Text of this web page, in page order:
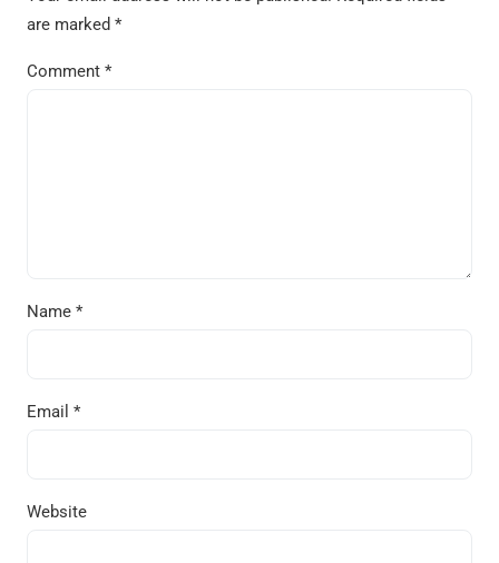
are marked *
Comment *
Name *
Email *
Website